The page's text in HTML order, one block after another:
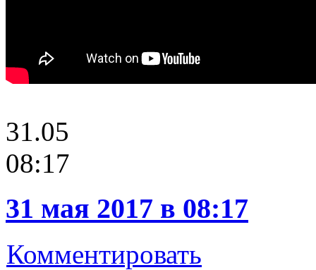
31.05
08:17
31 мая 2017 в 08:17
Комментировать